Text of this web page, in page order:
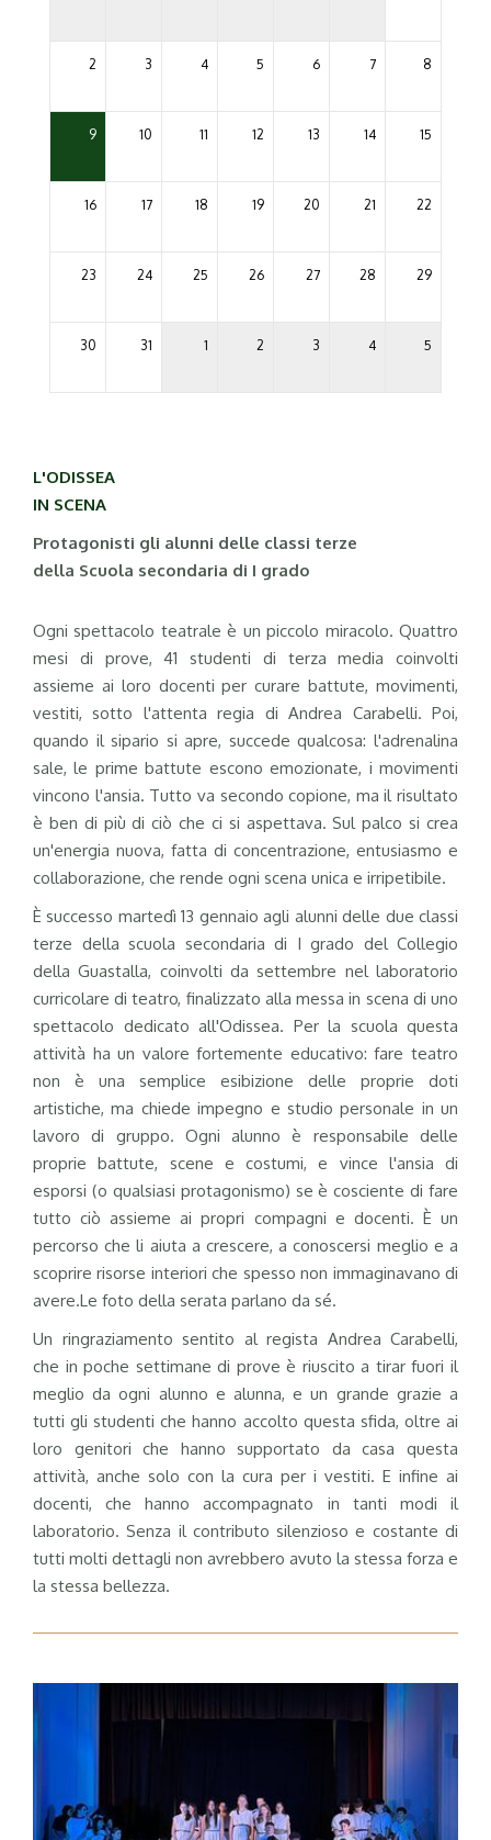
2 3 4 5 6 7 8
9 10 11 12 13 14 15
16 17 18 19 20 21 22
23 24 25 26 27 28 29
30 31 1 2 3 4 5
L'ODISSEA
IN SCENA
Protagonisti gli alunni delle classi terze
della Scuola secondaria di I grado
Ogni spettacolo teatrale è un piccolo miracolo. Quattro
mesi di prove, 41 studenti di terza media coinvolti
assieme ai loro docenti per curare battute, movimenti,
vestiti, sotto l'attenta regia di Andrea Carabelli. Poi,
quando il sipario si apre, succede qualcosa: l'adrenalina
sale, le prime battute escono emozionate, i movimenti
vincono l'ansia. Tutto va secondo copione, ma il risultato
è ben di più di ciò che ci si aspettava. Sul palco si crea
un'energia nuova, fatta di concentrazione, entusiasmo e
collaborazione, che rende ogni scena unica e irripetibile.
È successo martedì 13 gennaio agli alunni delle due classi
terze della scuola secondaria di I grado del Collegio
della Guastalla, coinvolti da settembre nel laboratorio
curricolare di teatro, finalizzato alla messa in scena di uno
spettacolo dedicato all'Odissea. Per la scuola questa
attività ha un valore fortemente educativo: fare teatro
non è una semplice esibizione delle proprie doti
artistiche, ma chiede impegno e studio personale in un
lavoro di gruppo. Ogni alunno è responsabile delle
proprie battute, scene e costumi, e vince l'ansia di
esporsi (o qualsiasi protagonismo) se è cosciente di fare
tutto ciò assieme ai propri compagni e docenti. È un
percorso che li aiuta a crescere, a conoscersi meglio e a
scoprire risorse interiori che spesso non immaginavano di
avere.Le foto della serata parlano da sé.
Un ringraziamento sentito al regista Andrea Carabelli,
che in poche settimane di prove è riuscito a tirar fuori il
meglio da ogni alunno e alunna, e un grande grazie a
tutti gli studenti che hanno accolto questa sfida, oltre ai
loro genitori che hanno supportato da casa questa
attività, anche solo con la cura per i vestiti. E infine ai
docenti, che hanno accompagnato in tanti modi il
laboratorio. Senza il contributo silenzioso e costante di
tutti molti dettagli non avrebbero avuto la stessa forza e
la stessa bellezza.